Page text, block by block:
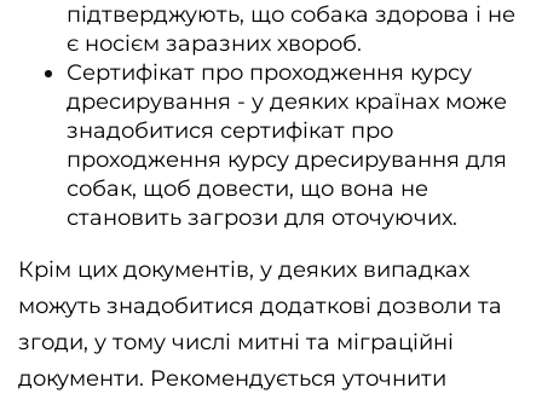
підтверджують, що собака здорова і не
є носієм заразних хвороб.
Сертифікат про проходження курсу
дресирування - у деяких країнах може
знадобитися сертифікат про
проходження курсу дресирування для
собак, щоб довести, що вона не
становить загрози для оточуючих.
Крім цих документів, у деяких випадках
можуть знадобитися додаткові дозволи та
згоди, у тому числі митні та міграційні
документи. Рекомендується уточнити